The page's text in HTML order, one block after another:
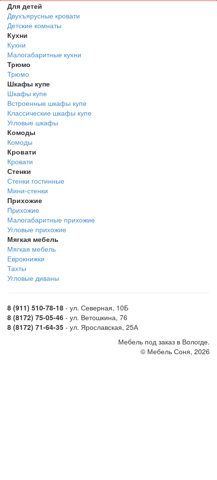
Для детей
Двухъярусные кровати
Детские комнаты
Кухни
Кухни
Малогабаритные кухни
Трюмо
Трюмо
Шкафы купе
Шкафы купе
Встроенные шкафы купе
Классические шкафы купе
Угловые шкафы
Комоды
Комоды
Кровати
Кровати
Стенки
Стенки гостинные
Мини-стенки
Прихожие
Прихожие
Малогабаритные прихожие
Угловые прихожие
Мягкая мебель
Мягкая мебель
Еврокнижки
Тахты
Угловые диваны
8 (911) 510-78-18 - ул. Северная, 10Б
8 (8172) 75-05-46 - ул. Ветошкина, 76
8 (8172) 71-64-35 - ул. Ярославская, 25А
Мебель под заказ в Вологде.
© Мебель Соня, 2026